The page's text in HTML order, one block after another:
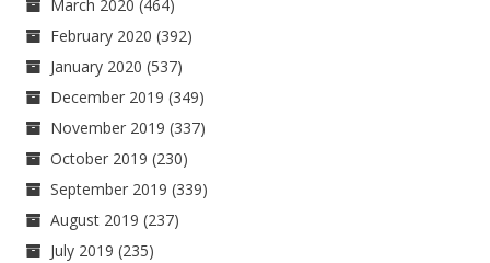
March 2020 (464)
February 2020 (392)
January 2020 (537)
December 2019 (349)
November 2019 (337)
October 2019 (230)
September 2019 (339)
August 2019 (237)
July 2019 (235)